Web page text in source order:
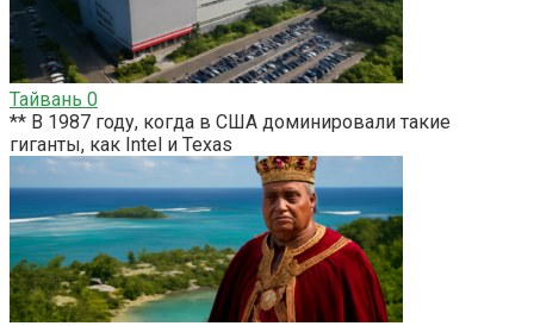
Тайвань 0
** В 1987 году, когда в США доминировали такие
гиганты, как Intel и Texas